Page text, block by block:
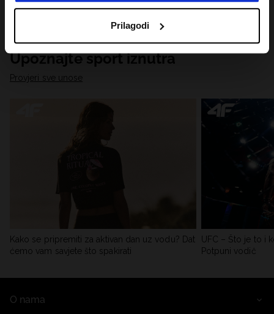
Prilagodi
Upoznajte sport iznutra
Provjeri sve unose
Kako se pripremiti za aktivan dan uz vodu? Dat
ćemo vam savjete što spakirati
UFC – Što je to i
Potpuni vodič
O nama